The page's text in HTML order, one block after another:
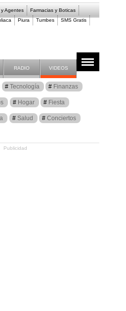
y Agentes
Farmacias y Boticas
Piura Tumbes
SMS Gratis
RADIO VIDEOS
Tecnología Finanzas
Hogar Fiesta
Salud Conciertos
Publicidad